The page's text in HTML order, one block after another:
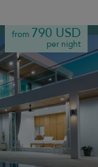
from 790 USD
per night